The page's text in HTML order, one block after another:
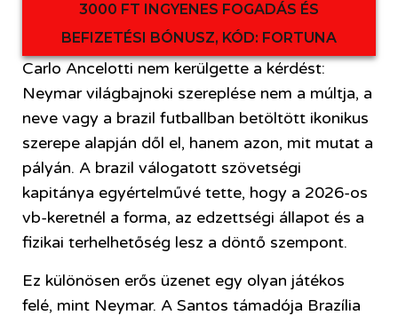
3000 FT INGYENES FOGADÁS ÉS
BEFIZETÉSI BÓNUSZ, KÓD: FORTUNA
Carlo Ancelotti nem kerülgette a kérdést:
Neymar világbajnoki szereplése nem a múltja, a
neve vagy a brazil futballban betöltött ikonikus
szerepe alapján dől el, hanem azon, mit mutat a
pályán. A brazil válogatott szövetségi
kapitánya egyértelművé tette, hogy a 2026-os
vb-keretnél a forma, az edzettségi állapot és a
fizikai terhelhetőség lesz a döntő szempont.
Ez különösen erős üzenet egy olyan játékos
felé, mint Neymar. A Santos támadója Brazília